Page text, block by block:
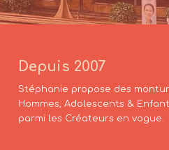
Depuis 2007
Stéphanie propose des
Hommes, Adolescents &
parmi les Créateurs en vogue.